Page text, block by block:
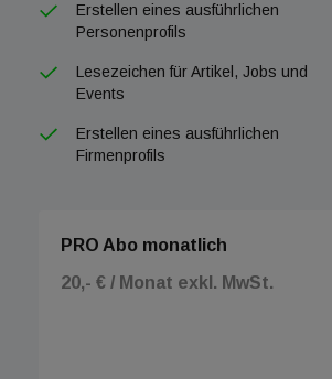
Erstellen eines ausführlichen
Personenprofils
Lesezeichen für Artikel, Jobs und
Events
Erstellen eines ausführlichen
Firmenprofils
PRO Abo monatlich
20,- € / Monat exkl. MwSt.